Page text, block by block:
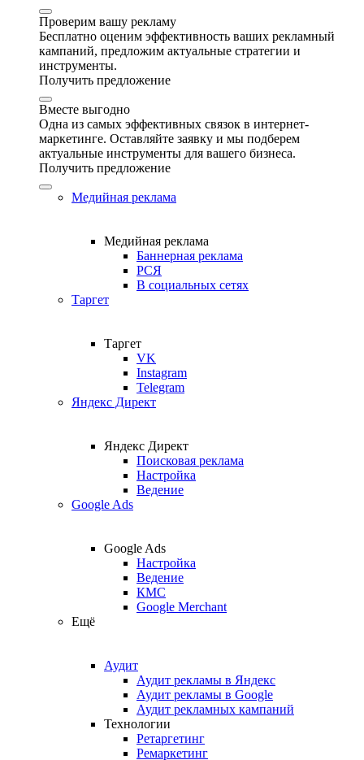
Проверим вашу рекламу
Бесплатно оценим эффективность ваших рекламный
кампаний, предложим актуальные стратегии и
инструменты.
Получить предложение
Вместе выгодно
Одна из самых эффективных связок в интернет-
маркетинге. Оставляйте заявку и мы подберем
актуальные инструменты для вашего бизнеса.
Получить предложение
Медийная реклама
Медийная реклама
Баннерная реклама
РСЯ
В социальных сетях
Таргет
Таргет
VK
Instagram
Telegram
Яндекс Директ
Яндекс Директ
Поисковая реклама
Настройка
Ведение
Google Ads
Google Ads
Настройка
Ведение
КМС
Google Merchant
Ещё
Аудит
Аудит рекламы в Яндекс
Аудит рекламы в Google
Аудит рекламных кампаний
Технологии
Ретаргетинг
Ремаркетинг